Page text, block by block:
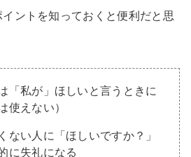
ントを知っておくと便利だと思
「私が」ほしいと言うときに
使えない）
ない人に「ほしいですか？」
に失礼になる